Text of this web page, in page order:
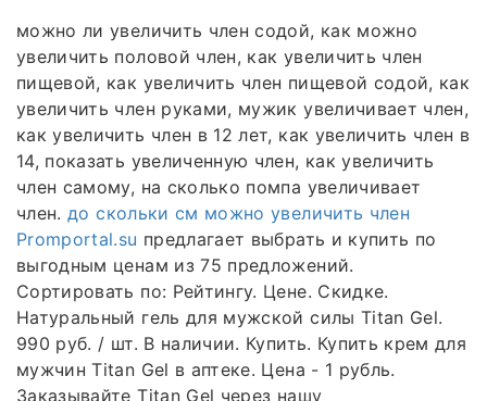
можно ли увеличить член содой, как можно
увеличить половой член, как увеличить член
пищевой, как увеличить член пищевой содой, как
увеличить член руками, мужик увеличивает член,
как увеличить член в 12 лет, как увеличить член в
14, показать увеличенную член, как увеличить
член самому, на сколько помпа увеличивает
член.до скольки см можно увеличить член
Promportal.su предлагает выбрать и купить по
выгодным ценам из 75 предложений.
Сортировать по: Рейтингу. Цене. Скидке.
Натуральный гель для мужской силы Titan Gel.
990 руб. / шт. В наличии. Купить. Купить крем для
мужчин Titan Gel в аптеке. Цена - 1 рубль.
Заказывайте Titan Gel через нашу